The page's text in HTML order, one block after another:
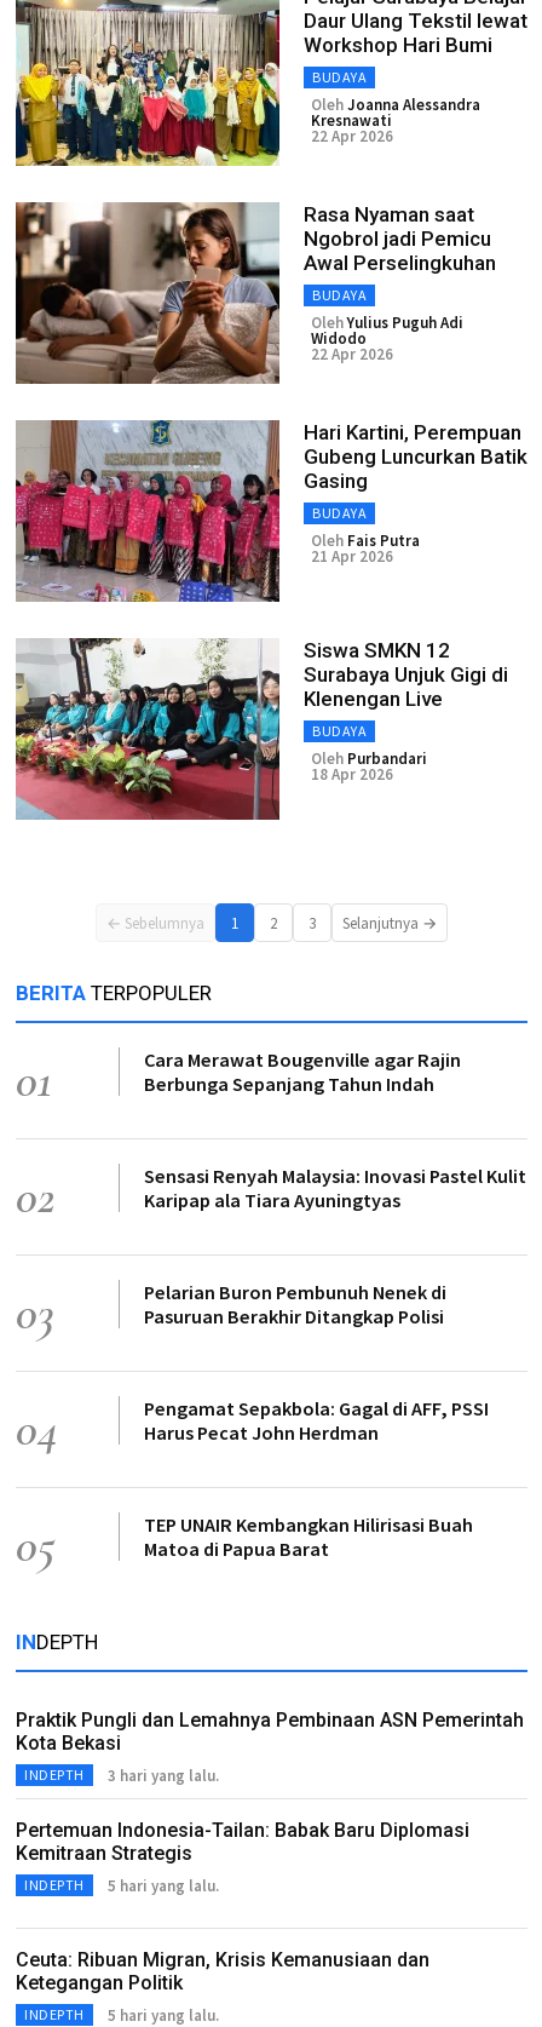
Daur Ulang Tekstil lewat
Workshop Hari Bumi
BUDAYA
OlehJoanna Alessandra
Kresnawati
22 Apr 2026
Rasa Nyaman saat
Ngobrol jadi Pemicu
Awal Perselingkuhan
BUDAYA
OlehYulius Puguh Adi
Widodo
22 Apr 2026
Hari Kartini, Perempuan
Gubeng Luncurkan Batik
Gasing
BUDAYA
Oleh Fais Putra
21 Apr 2026
Siswa SMKN 12
Surabaya Unjuk Gigi di
Klenengan Live
BUDAYA
Oleh Purbandari
18 Apr 2026
← Sebelumnya 1 2 3 Selanjutnya →
BERITA TERPOPULER
01
Cara Merawat Bougenville agar Rajin
Berbunga Sepanjang Tahun Indah
02
Sensasi Renyah Malaysia: Inovasi Pastel Kulit
Karipap ala Tiara Ayuningtyas
03
Pelarian Buron Pembunuh Nenek di
Pasuruan Berakhir Ditangkap Polisi
04
Pengamat Sepakbola: Gagal di AFF, PSSI
Harus Pecat John Herdman
05
TEP UNAIR Kembangkan Hilirisasi Buah
Matoa di Papua Barat
INDEPTH
Praktik Pungli dan Lemahnya Pembinaan ASN Pemerintah
Kota Bekasi
INDEPTH 3 hari yang lalu.
Pertemuan Indonesia-Tailan: Babak Baru Diplomasi
Kemitraan Strategis
INDEPTH 5 hari yang lalu.
Ceuta: Ribuan Migran, Krisis Kemanusiaan dan
Ketegangan Politik
INDEPTH 5 hari yang lalu.